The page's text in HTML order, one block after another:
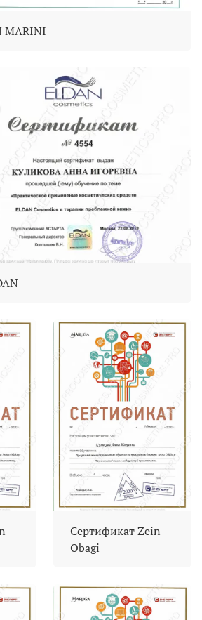
MARINI
Сертификат Zein
Obagi